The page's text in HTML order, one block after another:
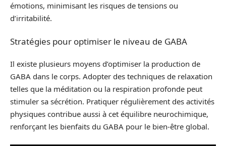
émotions, minimisant les risques de tensions ou
d’irritabilité.
Stratégies pour optimiser le niveau de GABA
Il existe plusieurs moyens d’optimiser la production de
GABA dans le corps. Adopter des techniques de relaxation
telles que la méditation ou la respiration profonde peut
stimuler sa sécrétion. Pratiquer régulièrement des activités
physiques contribue aussi à cet équilibre neurochimique,
renforçant les bienfaits du GABA pour le bien-être global.